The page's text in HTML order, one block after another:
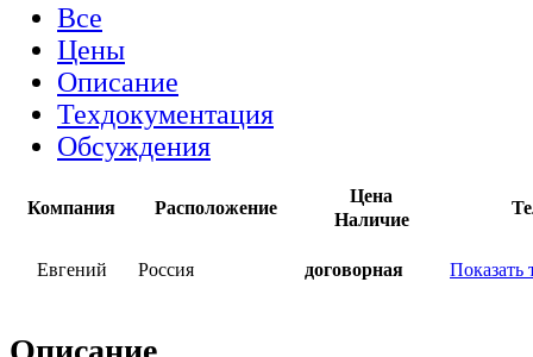
Все
Цены
Описание
Техдокументация
Обсуждения
Компания Расположение
Цена
Наличие
Евгений Россия договорная Показать